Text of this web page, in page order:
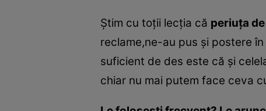
Ştim cu toţii lecţia că periuţa
reclame,ne-au pus şi postere
suficient de des este că şi
chiar nu mai putem face ceva